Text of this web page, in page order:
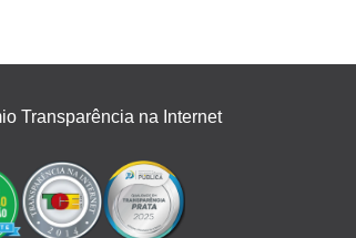
Transparência na Internet